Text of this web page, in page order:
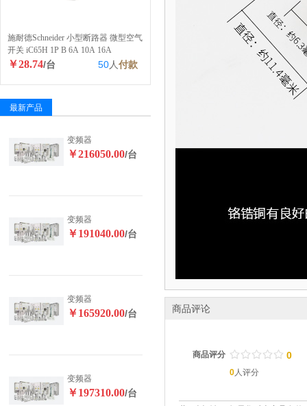
施耐德Schneider 小型断路器 微型空气
开关 iC65H 1P B 6A 10A 16A
￥28.74/台 50人付款
最新产品
变频器
￥216050.00/台
变频器
￥191040.00/台
变频器
￥165920.00/台
变频器
￥197310.00/台
商品评论
商品评分 / / / / /
. . . . . 0
0人评分